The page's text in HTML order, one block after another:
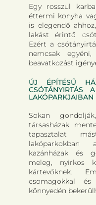
Egy rosszul
éttermi konyha
is elegendő
lakást érintő
Ezért a
nemcsak
beavatkozást
ÚJ ÉPÍTÉSŰ
CSÓTÁNYIRTÁS
LAKÓPARKJAIBAN
Sokan
társasházak
tapasztalat
lakóparkokban
kazánházak és
meleg, nyirkos
kártevőknek.
csomagokkal
könnyedén